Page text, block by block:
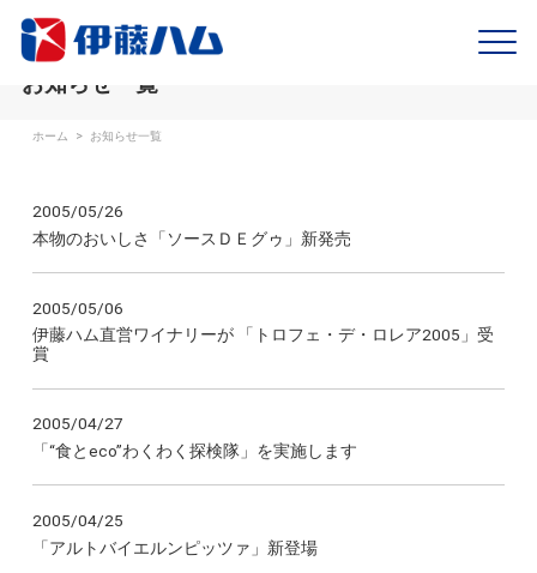
お知らせ一覧
ホーム > お知らせ一覧
2005/05/26
本物のおいしさ「ソースＤＥグゥ」新発売
2005/05/06
伊藤ハム直営ワイナリーが 「トロフェ・デ・ロレア2005」受
賞
2005/04/27
「“食とeco”わくわく探検隊」を実施します
2005/04/25
「アルトバイエルンピッツァ」新登場